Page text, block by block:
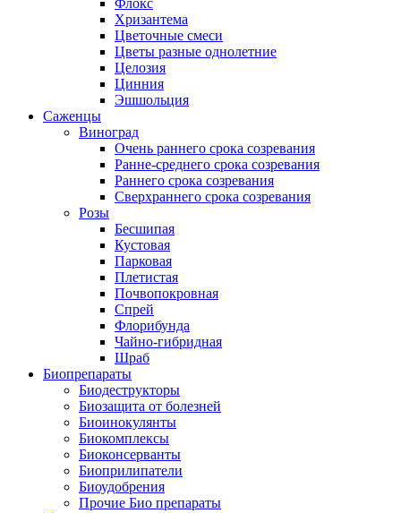
Флокс
Хризантема
Цветочные смеси
Цветы разные однолетние
Целозия
Цинния
Эшшольция
Саженцы
Виноград
Очень раннего срока созревания
Ранне-среднего срока созревания
Раннего срока созревания
Сверхраннего срока созревания
Розы
Бесшипая
Кустовая
Парковая
Плетистая
Почвопокровная
Спрей
Флорибунда
Чайно-гибридная
Шраб
Биопрепараты
Биодеструкторы
Биозащита от болезней
Биоинокулянты
Биокомплексы
Биоконсерванты
Биоприлипатели
Биоудобрения
Прочие Био препараты